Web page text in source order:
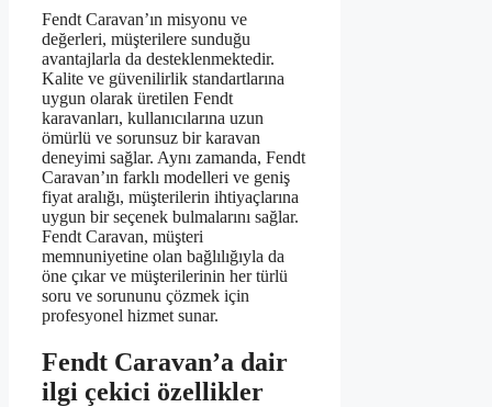
Fendt Caravan’ın misyonu ve
değerleri, müşterilere sunduğu
avantajlarla da desteklenmektedir.
Kalite ve güvenilirlik standartlarına
uygun olarak üretilen Fendt
karavanları, kullanıcılarına uzun
ömürlü ve sorunsuz bir karavan
deneyimi sağlar. Aynı zamanda, Fendt
Caravan’ın farklı modelleri ve geniş
fiyat aralığı, müşterilerin ihtiyaçlarına
uygun bir seçenek bulmalarını sağlar.
Fendt Caravan, müşteri
memnuniyetine olan bağlılığıyla da
öne çıkar ve müşterilerinin her türlü
soru ve sorununu çözmek için
profesyonel hizmet sunar.
Fendt Caravan’a dair
ilgi çekici özellikler